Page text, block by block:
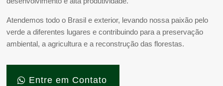
Atendemos todo o Brasil e exterior, levando nossa paixão pelo
verde a diferentes lugares e contribuindo para a preservação
ambiental, a agricultura e a reconstrução das florestas.
Entre em Contato